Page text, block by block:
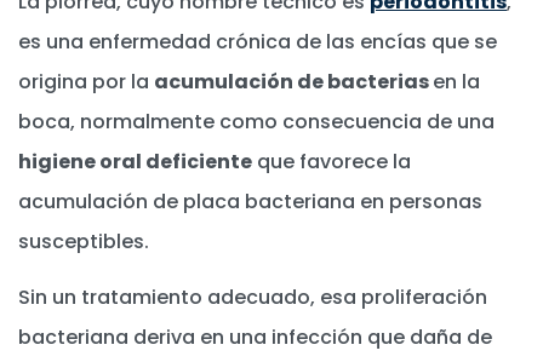
es una enfermedad crónica de las encías que se
origina por la acumulación de bacteriasen la
boca, normalmente como consecuencia de una
higiene oral deficiente que favorece la
acumulación de placa bacteriana en personas
susceptibles.
Sin un tratamiento adecuado, esa proliferación
bacteriana deriva en una infección que daña de